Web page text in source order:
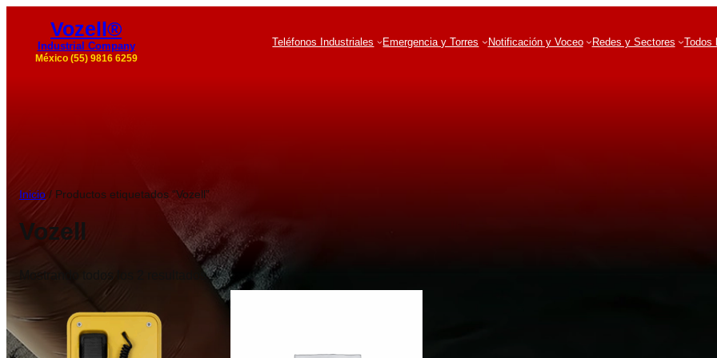
Vozell®
Industrial Company
México (55) 9816 6259
Teléfonos Industriales Emergencia y Torres Notificación y Voceo Redes y Sectores Todos
Inicio / Productos etiquetados “Vozell”
Vozell
Mostrando todos los 2 resultados